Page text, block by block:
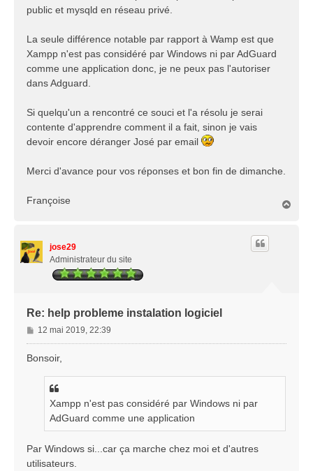
public et mysqld en réseau privé.
La seule différence notable par rapport à Wamp est que
Xampp n'est pas considéré par Windows ni par AdGuard
comme une application donc, je ne peux pas l'autoriser
dans Adguard.
Si quelqu'un a rencontré ce souci et l'a résolu je serai
contente d'apprendre comment il a fait, sinon je vais
devoir encore déranger José par email
Merci d'avance pour vos réponses et bon fin de dimanche.
Françoise
jose29
Administrateur du site
Re: help probleme instalation logiciel
M
e
12 mai 2019, 22:39
Bonsoir,
Xampp n'est pas considéré par Windows ni par
AdGuard comme une application
Par Windows si...car ça marche chez moi et d'autres
utilisateurs.